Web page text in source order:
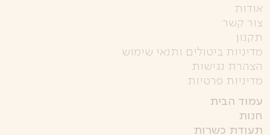
אודות
צור קשר
תקנון
מדיניות ביטולים ותנאי שימוש
הצהרת נגישות
מדיניות פרטיות
עמוד הבית
חנות
תעודת כשרות